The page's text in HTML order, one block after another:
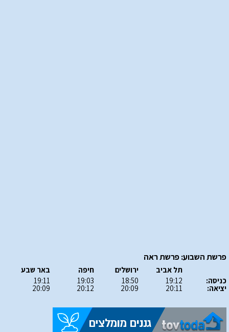
פרשת השבוע: פרשת ראה
כניסה:
יציאה:
תל אביב
19:12
20:11
ירושלים
18:50
20:09
חיפה
19:03
20:12
באר שבע
19:11
20:09